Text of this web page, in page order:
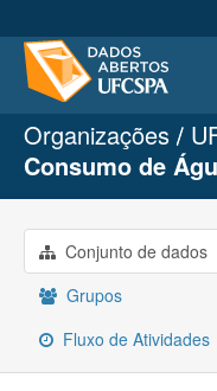
Conjuntos de dados
Organizações
Sobre
Organizações
Consumo de
Conjunto de dados
Grupos
Fluxo de Atividades